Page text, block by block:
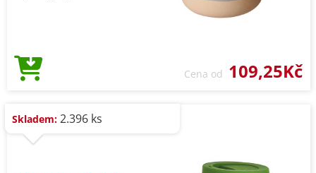
Cena od 109,25Kč
Skladem: 2.396 ks